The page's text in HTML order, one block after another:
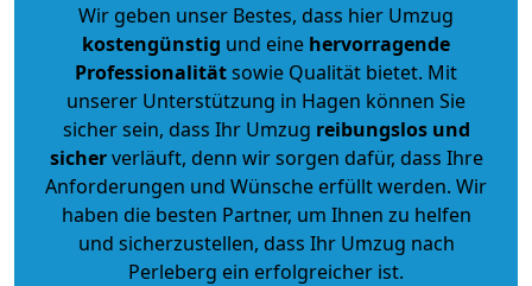
Wir geben unser Bestes, dass hier Umzug
kostengünstig und eine hervorragende
Professionalitätsowie Qualität bietet. Mit
unserer Unterstützung in Hagen können Sie
sicher sein, dass Ihr Umzug reibungslos und
sicherverläuft, denn wir sorgen dafür, dass Ihre
Anforderungen und Wünsche erfüllt werden. Wir
haben die besten Partner, um Ihnen zu helfen
und sicherzustellen, dass Ihr Umzug nach
Perleberg ein erfolgreicher ist.